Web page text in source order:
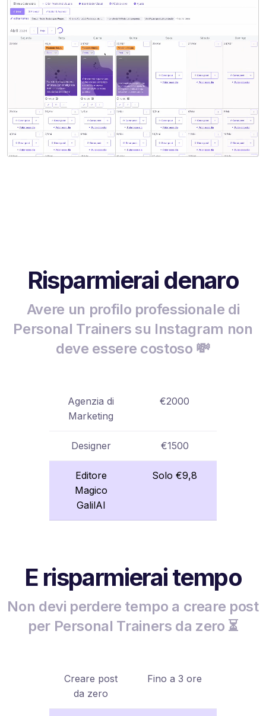
Risparmierai denaro
Avere un profilo professionale di
Personal Trainers su Instagram non
deve essere costoso 💸
Agenzia di
Marketing
€2000
Designer €1500
Editore
Magico
GalilAI
Solo €9,8
E risparmierai tempo
Non devi perdere tempo a creare post
per Personal Trainers da zero ⏳
Creare post
da zero
Fino a 3 ore